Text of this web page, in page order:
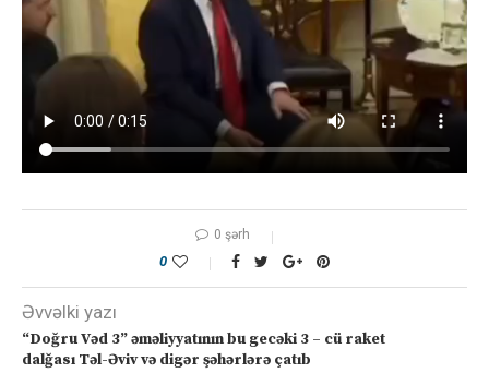
0 şərh
0
Əvvəlki yazı
“Doğru Vəd 3” əməliyyatının bu gecəki 3 – cü raket
dalğası Təl-Əviv və digər şəhərlərə çatıb